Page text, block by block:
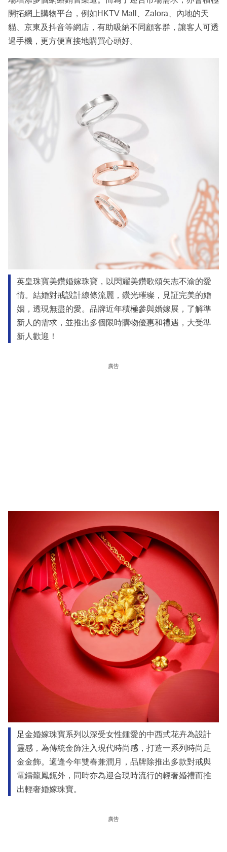
開拓網上購物平台，例如HKTV Mall、Zalora、內地的天
貓、京東及抖音等網店，有助吸納不同顧客群，讓客人可透
過手機，更方便直接地購買心頭好。
英皇珠寶美鑽婚嫁珠寶，以閃耀美鑽歌頌矢志不渝的愛
情。結婚對戒設計線條流麗，鑽光璀璨，見証完美的婚
姻，透現無盡的愛。品牌近年積極參與婚嫁展，了解準
新人的需求，並推出多個限時購物優惠和禮遇，大受準
新人歡迎！
廣告
足金婚嫁珠寶系列以深受女性鍾愛的中西式花卉為設計
靈感，為傳統金飾注入現代時尚感，打造一系列時尚足
金金飾。適逢今年雙春兼潤月，品牌除推出多款對戒與
電鑄龍鳳鈪外，同時亦為迎合現時流行的輕奢婚禮而推
出輕奢婚嫁珠寶。
廣告